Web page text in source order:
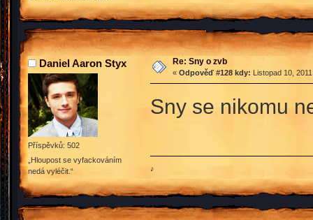
Daniel Aaron Styx
Příspěvků: 502
„Hloupost se vyfackováním
nedá vyléčit.“
Re: Sny o zvb
« Odpověď #128 kdy: Listopad 10,
Sny se nikomu
♪